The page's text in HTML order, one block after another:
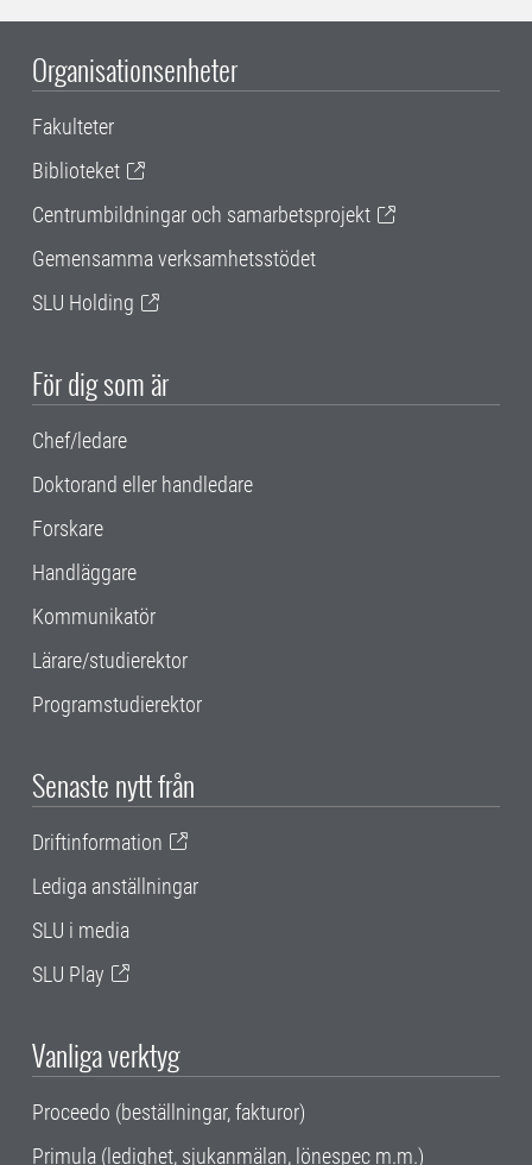
Organisationsenheter
Fakulteter
Biblioteket
Centrumbildningar och samarbetsprojekt
Gemensamma verksamhetsstödet
SLU Holding
För dig som är
Chef/ledare
Doktorand eller handledare
Forskare
Handläggare
Kommunikatör
Lärare/studierektor
Programstudierektor
Senaste nytt från
Driftinformation
Lediga anställningar
SLU i media
SLU Play
Vanliga verktyg
Proceedo (beställningar, fakturor)
Primula (ledighet, sjukanmälan, lönespec m.m.)